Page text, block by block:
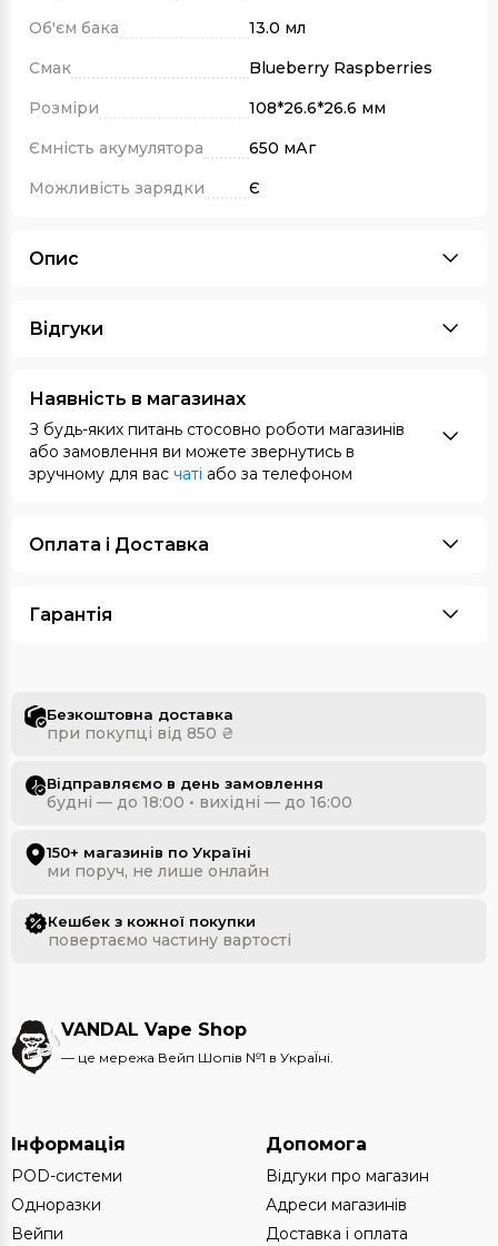
Об'єм бака
13.0 мл
Смак
Blueberry Raspberries
Розміри
108*26.6*26.6 мм
Ємність акумулятора
650 мАг
Можливість зарядки
Є
Опис
Відгуки
Наявність в магазинах
З будь-яких питань стосовно роботи магазинів
або замовлення ви можете звернутись в
зручному для вас чаті або за телефоном
Оплата i Доставка
Гарантія
Безкоштовна доставка
при покупці від 850 ₴
Відправляємо в день замовлення
будні — до 18:00 • вихідні — до 16:00
150+ магазинів по Україні
ми поруч, не лише онлайн
Кешбек з кожної покупки
повертаємо частину вартості
VANDAL Vape Shop
— це мережа Вейп Шопів №1 в УкраЇні.
Інформація
POD-системи
Одноразки
Вейпи
Допомога
Відгуки про магазин
Адреси магазинів
Доставка і оплата